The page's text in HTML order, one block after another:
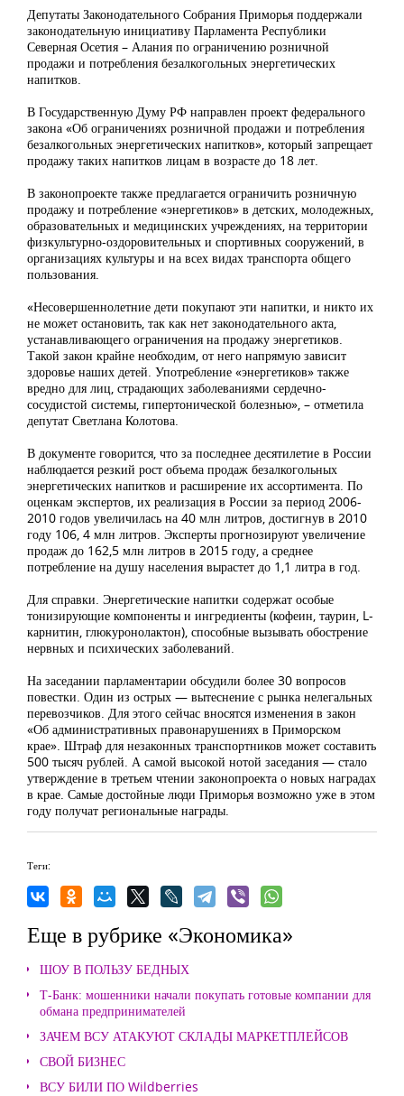
Депутаты Законодательного Собрания Приморья поддержали
законодательную инициативу Парламента Республики
Северная Осетия – Алания по ограничению розничной
продажи и потребления безалкогольных энергетических
напитков.
В Государственную Думу РФ направлен проект федерального
закона «Об ограничениях розничной продажи и потребления
безалкогольных энергетических напитков», который запрещает
продажу таких напитков лицам в возрасте до 18 лет.
В законопроекте также предлагается ограничить розничную
продажу и потребление «энергетиков» в детских, молодежных,
образовательных и медицинских учреждениях, на территории
физкультурно-оздоровительных и спортивных сооружений, в
организациях культуры и на всех видах транспорта общего
пользования.
«Несовершеннолетние дети покупают эти напитки, и никто их
не может остановить, так как нет законодательного акта,
устанавливающего ограничения на продажу энергетиков.
Такой закон крайне необходим, от него напрямую зависит
здоровье наших детей. Употребление «энергетиков» также
вредно для лиц, страдающих заболеваниями сердечно-
сосудистой системы, гипертонической болезнью», – отметила
депутат Светлана Колотова.
В документе говорится, что за последнее десятилетие в России
наблюдается резкий рост объема продаж безалкогольных
энергетических напитков и расширение их ассортимента. По
оценкам экспертов, их реализация в России за период 2006-
2010 годов увеличилась на 40 млн литров, достигнув в 2010
году 106, 4 млн литров. Эксперты прогнозируют увеличение
продаж до 162,5 млн литров в 2015 году, а среднее
потребление на душу населения вырастет до 1,1 литра в год.
Для справки. Энергетические напитки содержат особые
тонизирующие компоненты и ингредиенты (кофеин, таурин, L-
карнитин, глюкуронолактон), способные вызывать обострение
нервных и психических заболеваний.
На заседании парламентарии обсудили более 30 вопросов
повестки. Один из острых — вытеснение с рынка нелегальных
перевозчиков. Для этого сейчас вносятся изменения в закон
«Об административных правонарушениях в Приморском
крае». Штраф для незаконных транспортников может составить
500 тысяч рублей. А самой высокой нотой заседания — стало
утверждение в третьем чтении законопроекта о новых наградах
в крае. Самые достойные люди Приморья возможно уже в этом
году получат региональные награды.
Теги:
Еще в рубрике «Экономика»
ШОУ В ПОЛЬЗУ БЕДНЫХ
Т-Банк: мошенники начали покупать готовые компании для
обмана предпринимателей
ЗАЧЕМ ВСУ АТАКУЮТ СКЛАДЫ МАРКЕТПЛЕЙСОВ
СВОЙ БИЗНЕС
ВСУ БИЛИ ПО Wildberries